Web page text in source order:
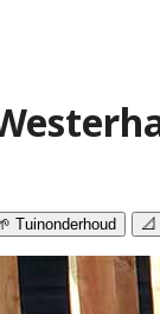
Tuinonderhoud